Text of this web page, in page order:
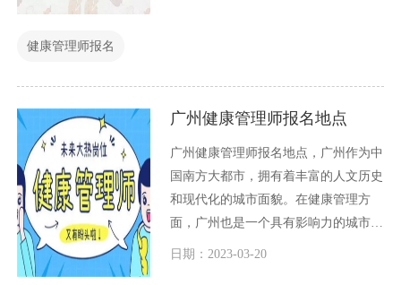
健康管理师报名
广州健康管理师报名地点
广州健康管理师报名地点，广州作为中
国南方大都市，拥有着丰富的人文历史
和现代化的城市面貌。在健康管理方
面，广州也是一个具有影响力的城市，
拥有许多健康管理师报名地点，供人们
日期：2023-03-20